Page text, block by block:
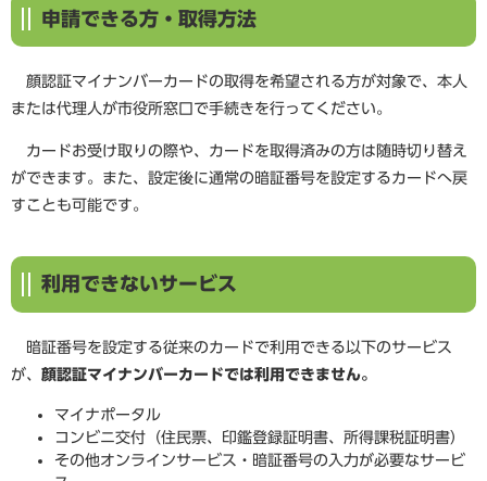
申請できる方・取得方法
顔認証マイナンバーカードの取得を希望される方が対象で、本人
または代理人が市役所窓口で手続きを行ってください。
カードお受け取りの際や、カードを取得済みの方は随時切り替え
ができます。また、設定後に通常の暗証番号を設定するカードへ戻
すことも可能です。
利用できないサービス
暗証番号を設定する従来のカードで利用できる以下のサービス
が、 顔認証マイナンバーカードでは利用できません。
マイナポータル
コンビニ交付（住民票、印鑑登録証明書、所得課税証明書）
その他オンラインサービス・暗証番号の入力が必要なサービ